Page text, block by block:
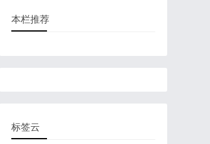
本栏推荐
标签云